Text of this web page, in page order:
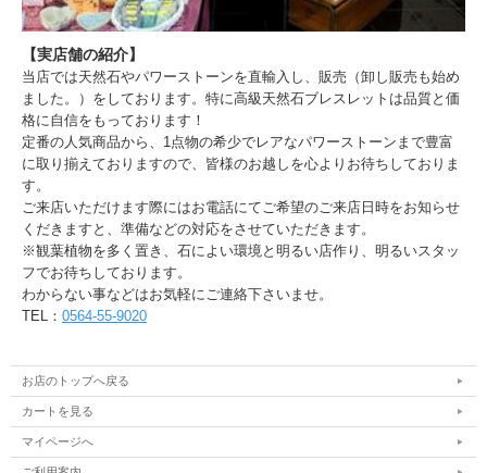
【実店舗の紹介】
当店では天然石やパワーストーンを直輸入し、販売（卸し販売も始め
ました。）をしております。特に高級天然石ブレスレットは品質と価
格に自信をもっております！
定番の人気商品から、1点物の希少でレアなパワーストーンまで豊富
に取り揃えておりますので、皆様のお越しを心よりお待ちしておりま
す。
ご来店いただけます際にはお電話にてご希望のご来店日時をお知らせ
くだきますと、準備などの対応をさせていただきます。
※観葉植物を多く置き、石によい環境と明るい店作り、明るいスタッ
フでお待ちしております。
わからない事などはお気軽にご連絡下さいませ。
TEL： 0564-55-9020
お店のトップへ戻る
カートを見る
マイページへ